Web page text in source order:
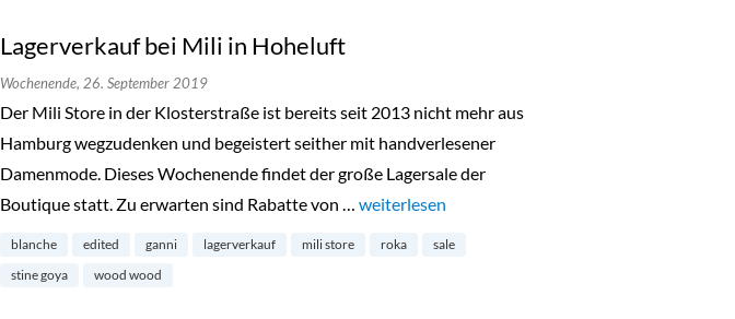
Lagerverkauf bei Mili in Hoheluft
Wochenende, 26. September 2019
Der Mili Store in der Klosterstraße ist bereits seit 2013 nicht mehr aus
Hamburg wegzudenken und begeistert seither mit handverlesener
Damenmode. Dieses Wochenende findet der große Lagersale der
Boutique statt. Zu erwarten sind Rabatte von … „Lagerverkauf bei Mili in Hoheluft“
weiterlesen
blanche edited ganni lagerverkauf mili store roka
sale
stine goya
wood wood